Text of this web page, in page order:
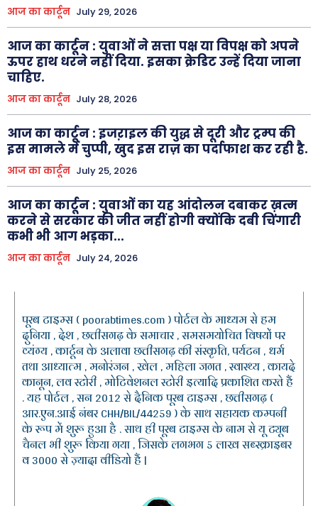
आज का कार्टून July 29, 2026
आज का कार्टून : युवाओं ने सत्ता पक्ष या विपक्ष को अपने
ऊपर हाथ धरने नहीं दिया. इसका क्रेडिट उन्हें दिया जाना
चाहिए.
आज का कार्टून July 28, 2026
आज का कार्टून : इजऱाइल की युद्ध से दूरी और ट्रम्प की
इस मामले में चुप्पी, खुद इस राज़ का पर्दाफाश कर रही है.
आज का कार्टून July 25, 2026
आज का कार्टून : युवाओं का यह आंदोलन दबाकर ख़त्म
करने से सरकार की जीत नहीं होगी क्योंकि दबी चिंगारी
कभी भी आग भड़का...
आज का कार्टून July 24, 2026
पूरब टाइम्स ( poorabtimes.com ) पोर्टल के माध्यम से हम
दुनिया , देश , छत्तीसगढ़ के समाचार , समसमयोचित विषयों पर
व्यंग्य , कार्टून के अलावा छत्तीसगढ़ की संस्कृति, पर्यटन , धर्म
तथा आध्यात्म , मनोरंजन , खेल , महिला जगत , स्वास्थ्य , कायदे
कानून, लव स्टोरी , मोटिवेशनल स्टोरी इत्यादि प्रकाशित करते हैं
. यह पोर्टल , सन 2012 से दैनिक पूरब टाइम्स , छत्तीसगढ़ (
आर.एन.आई नंबर CHH/BIL/44259 ) के साथ सहायक कम्पनी
के रूप में शुरू हुआ है . साथ ही पूरब टाइम्स के नाम से यू ट्यूब
चैनल भी शुरू किया गया , जिसके लगभग 5 लाख सब्स्क्राइबर
व 3000 से ज़्यादा वीडियो हैं |